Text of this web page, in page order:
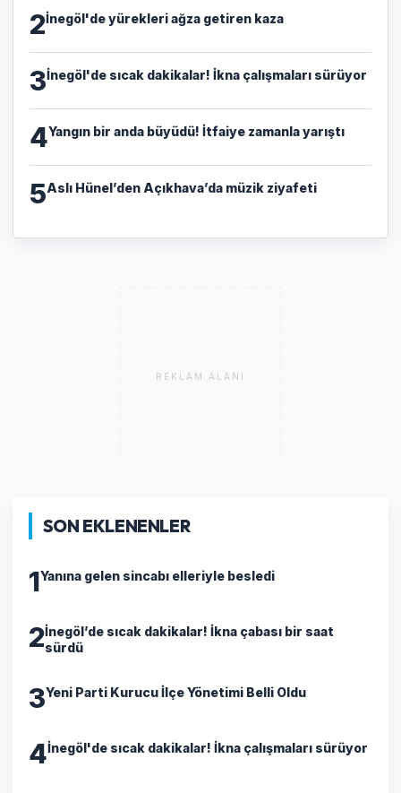
2İnegöl'de yürekleri ağza getiren kaza
3İnegöl'de sıcak dakikalar! İkna çalışmaları sürüyor
4Yangın bir anda büyüdü! İtfaiye zamanla yarıştı
5Aslı Hünel’den Açıkhava’da müzik ziyafeti
REKLAM ALANI
SON EKLENENLER
1Yanına gelen sincabı elleriyle besledi
2İnegöl’de sıcak dakikalar! İkna çabası bir saat
sürdü
3Yeni Parti Kurucu İlçe Yönetimi Belli Oldu
4İnegöl'de sıcak dakikalar! İkna çalışmaları sürüyor